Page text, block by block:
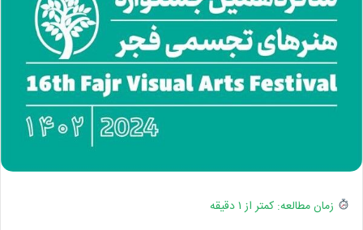
زمان مطالعه: کمتر از ۱ دقیقه